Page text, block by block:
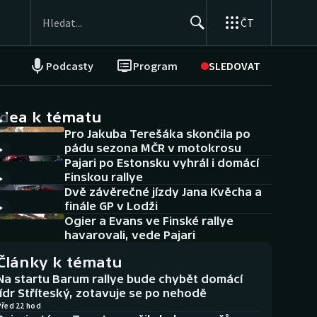
ČT
Podcasty Program SLEDOVAT
NEPŘEHLÉDNĚTE
Historické návraty
Aplikace ČT sport
AZ kvíz
k tématu
Pro Jakuba Terešáka skončila po
pádu sezona MČR v motokrosu
Pajari po Estonsku vyhrál i domácí
Finskou rallye
Dvě závěrečné jízdy Jana Kvěcha a
finále GP v Lodži
Ogier a Evans ve Finské rallye
havarovali, vede Pajari
k tématu
startu Barum rallye bude chybět domácí
Stříteský, zotavuje se po nehodě
22 hod